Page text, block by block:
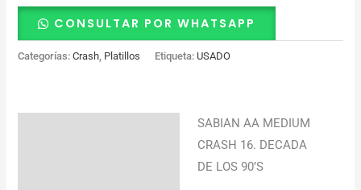
CONSULTAR POR WHATSAPP
Categorías:Crash Platillos Etiqueta: USADO
SABIAN AA MEDIUM
CRASH 16. DECADA
DE LOS 90’S